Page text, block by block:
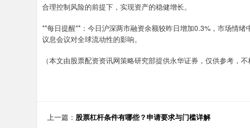
合理控制风险的前提下，实现资产的稳健增长。
**每日提醒**：今日沪深两市融资余额较昨日增加0.3%，市场情
议息会议对全球流动性的影响。
（本文由股票配资资讯网策略研究部提供永华证券，仅供参考，不
上一篇： 股票杠杆条件有哪些？申请要求与门槛详解